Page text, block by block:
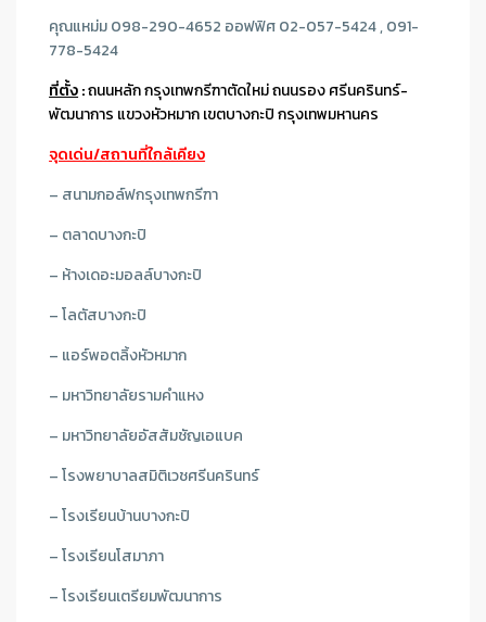
คุณแหม่ม 098-290-4652 ออฟฟิศ 02-057-5424 , 091-
778-5424
ที่ตั้ง:ถนนหลัก กรุงเทพกรีฑาตัดใหม่ ถนนรอง ศรีนครินทร์-
พัฒนาการ แขวงหัวหมาก เขตบางกะปิ กรุงเทพมหานคร
จุดเด่น/สถานที่ใกล้เคียง
– สนามกอล์ฟกรุงเทพกรีฑา
– ตลาดบางกะปิ
– ห้างเดอะมอลล์บางกะปิ
– โลตัสบางกะปิ
– แอร์พอตลิ้งหัวหมาก
– มหาวิทยาลัยรามคำแหง
– มหาวิทยาลัยอัสสัมชัญเอแบค
– โรงพยาบาลสมิติเวชศรีนครินทร์
– โรงเรียนบ้านบางกะปิ
– โรงเรียนโสมาภา
– โรงเรียนเตรียมพัฒนาการ